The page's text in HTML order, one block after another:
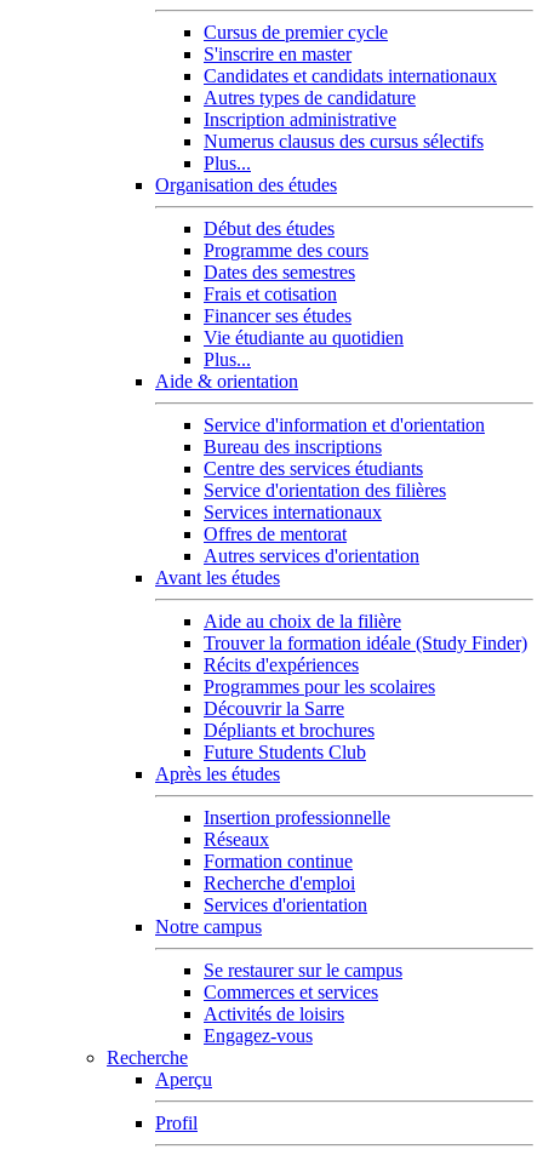
Cursus de premier cycle
S'inscrire en master
Candidates et candidats internationaux
Autres types de candidature
Inscription administrative
Numerus clausus des cursus sélectifs
Plus...
Organisation des études
Début des études
Programme des cours
Dates des semestres
Frais et cotisation
Financer ses études
Vie étudiante au quotidien
Plus...
Aide & orientation
Service d'information et d'orientation
Bureau des inscriptions
Centre des services étudiants
Service d'orientation des filières
Services internationaux
Offres de mentorat
Autres services d'orientation
Avant les études
Aide au choix de la filière
Trouver la formation idéale (Study Finder)
Récits d'expériences
Programmes pour les scolaires
Découvrir la Sarre
Dépliants et brochures
Future Students Club
Après les études
Insertion professionnelle
Réseaux
Formation continue
Recherche d'emploi
Services d'orientation
Notre campus
Se restaurer sur le campus
Commerces et services
Activités de loisirs
Engagez-vous
Recherche
Aperçu
Profil